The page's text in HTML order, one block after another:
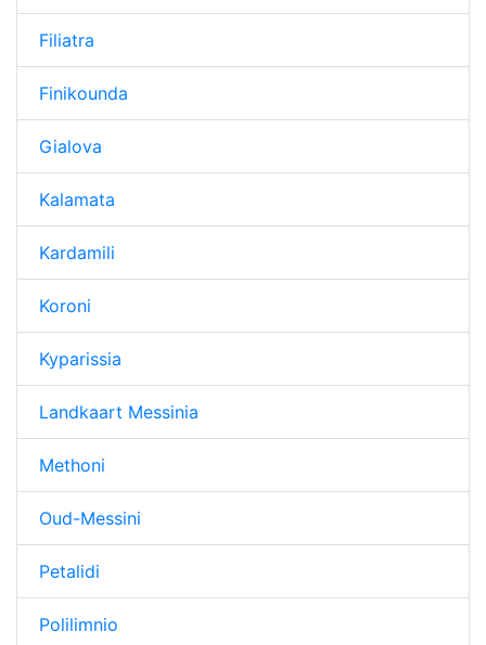
Filiatra
Finikounda
Gialova
Kalamata
Kardamili
Koroni
Kyparissia
Landkaart Messinia
Methoni
Oud-Messini
Petalidi
Polilimnio